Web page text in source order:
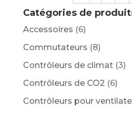
Catégories de
Accessoires (6)
Commutateurs (8)
Contrôleurs de climat (3)
Contrôleurs de CO2 (6)
Contrôleurs pour